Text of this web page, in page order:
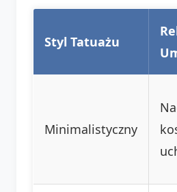
Styl Tatuażu
Minimalistyczny